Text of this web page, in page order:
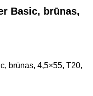
Basic, brūnas,
brūnas, 4,5×55, T20,